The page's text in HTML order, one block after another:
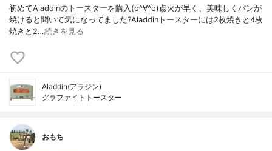
初めてAladdinのトースターを購入(o^∀^o)点火が早く、美味しくパンが
焼けると聞いて気になってました?Aladdinトースターには2枚焼きと4枚
焼きと2…続きを見る
Aladdin(アラジン)
グラファイトトースター
おもち